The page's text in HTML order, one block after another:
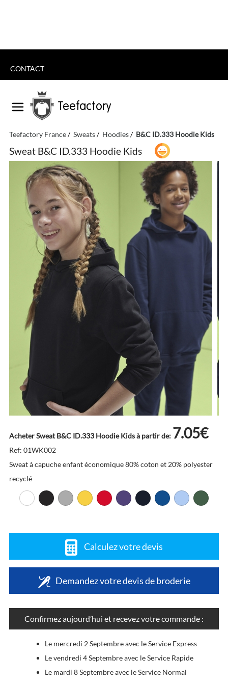
CONTACT
Teefactory
Teefactory France Sweats Hoodies B&C ID.333 Hoodie Kids
Sweat B&C ID.333 Hoodie Kids
Acheter Sweat B&C ID.333 Hoodie Kids à partir de: 7.05€
Ref: 01WK002
Sweat à capuche enfant économique 80% coton et 20% polyester
recyclé
Calculez votre devis
Demandez votre devis de broderie
Confirmez aujourd’hui et recevez votre commande :
Le mercredi 2 Septembre avec le Service Express
Le vendredi 4 Septembre avec le Service Rapide
Le mardi 8 Septembre avec le Service Normal